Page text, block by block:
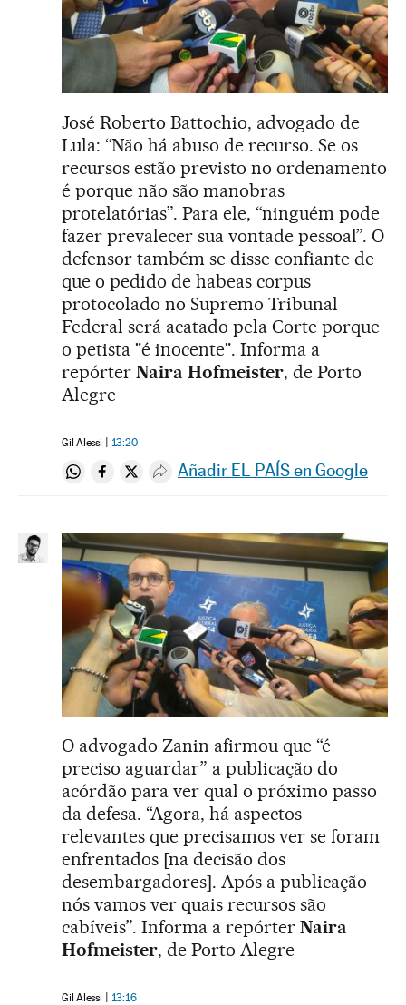
José Roberto Battochio, advogado de
Lula: “Não há abuso de recurso. Se os
recursos estão previsto no ordenamento
é porque não são manobras
protelatórias”. Para ele, “ninguém pode
fazer prevalecer sua vontade pessoal”. O
defensor também se disse confiante de
que o pedido de habeas corpus
protocolado no Supremo Tribunal
Federal será acatado pela Corte porque
o petista "é inocente". Informa a
repórter Naira Hofmeister, de Porto
Alegre
Gil Alessi 13:20
Compartir en Whatsapp
Compartir en Facebook
Compartir en Twitter
Desplegar Redes Sociales
Añadir EL PAÍS en Google
O advogado Zanin afirmou que “é
preciso aguardar” a publicação do
acórdão para ver qual o próximo passo
da defesa. “Agora, há aspectos
relevantes que precisamos ver se foram
enfrentados [na decisão dos
desembargadores]. Após a publicação
nós vamos ver quais recursos são
cabíveis”. Informa a repórter Naira
Hofmeister, de Porto Alegre
Gil Alessi 13:16